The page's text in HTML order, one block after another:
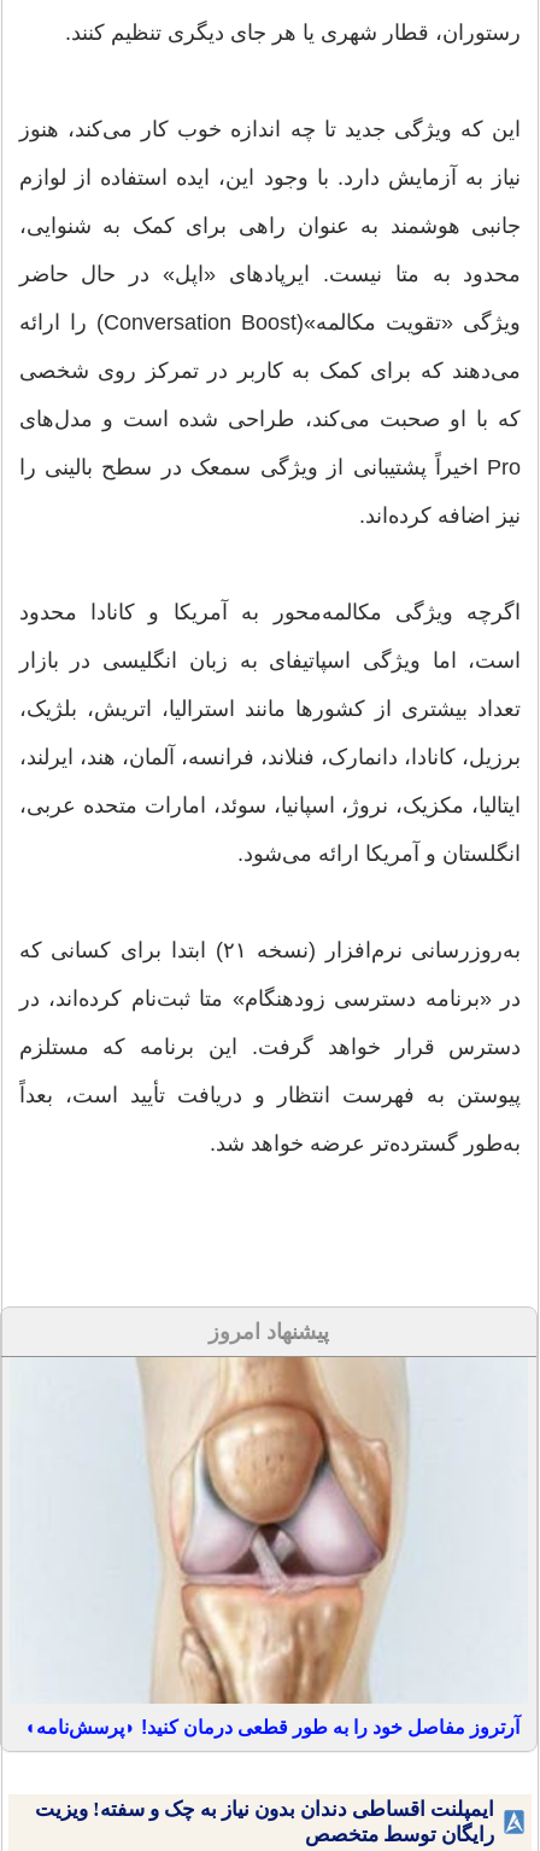
رستوران، قطار شهری یا هر جای دیگری تنظیم کنند.
این که ویژگی جدید تا چه اندازه خوب کار می‌کند، هنوز
نیاز به آزمایش دارد. با وجود این، ایده استفاده از لوازم
جانبی هوشمند به عنوان راهی برای کمک به شنوایی،
محدود به متا نیست. ایرپادهای «اپل» در حال حاضر
ویژگی «تقویت مکالمه»(Conversation Boost) را ارائه
می‌دهند که برای کمک به کاربر در تمرکز روی شخصی
که با او صحبت می‌کند، طراحی شده است و مدل‌های
Pro اخیراً پشتیبانی از ویژگی سمعک در سطح بالینی را
نیز اضافه کرده‌اند.
اگرچه ویژگی مکالمه‌محور به آمریکا و کانادا محدود
است، اما ویژگی اسپاتیفای به زبان انگلیسی در بازار
تعداد بیشتری از کشورها مانند استرالیا، اتریش، بلژیک،
برزیل، کانادا، دانمارک، فنلاند، فرانسه، آلمان، هند، ایرلند،
ایتالیا، مکزیک، نروژ، اسپانیا، سوئد، امارات متحده عربی،
انگلستان و آمریکا ارائه می‌شود.
به‌روزرسانی نرم‌افزار (نسخه ۲۱) ابتدا برای کسانی که
در «برنامه دسترسی زودهنگام» متا ثبت‌نام کرده‌اند، در
دسترس قرار خواهد گرفت. این برنامه که مستلزم
پیوستن به فهرست انتظار و دریافت تأیید است، بعداً
به‌طور گسترده‌تر عرضه خواهد شد.
پیشنهاد امروز
آرتروز مفاصل خود را به طور قطعی درمان کنید! ◗پرسش‌نامه◖
ایمپلنت اقساطی دندان بدون نیاز به چک و سفته! ویزیت
رایگان توسط متخصص